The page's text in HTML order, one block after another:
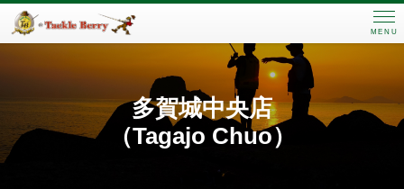
MENU
多賀城中央店
（Tagajo Chuo）